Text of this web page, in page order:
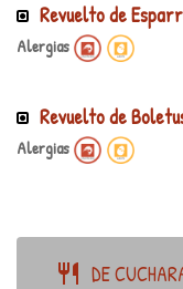
Revuelto de
Alergias
Revuelto de
Alergias
DE